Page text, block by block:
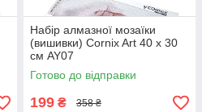
Набір алмазної мозаїки
(вишивки) Cornix Art 40 x 30
см AY07
Готово до відправки
199 ₴ 358 ₴